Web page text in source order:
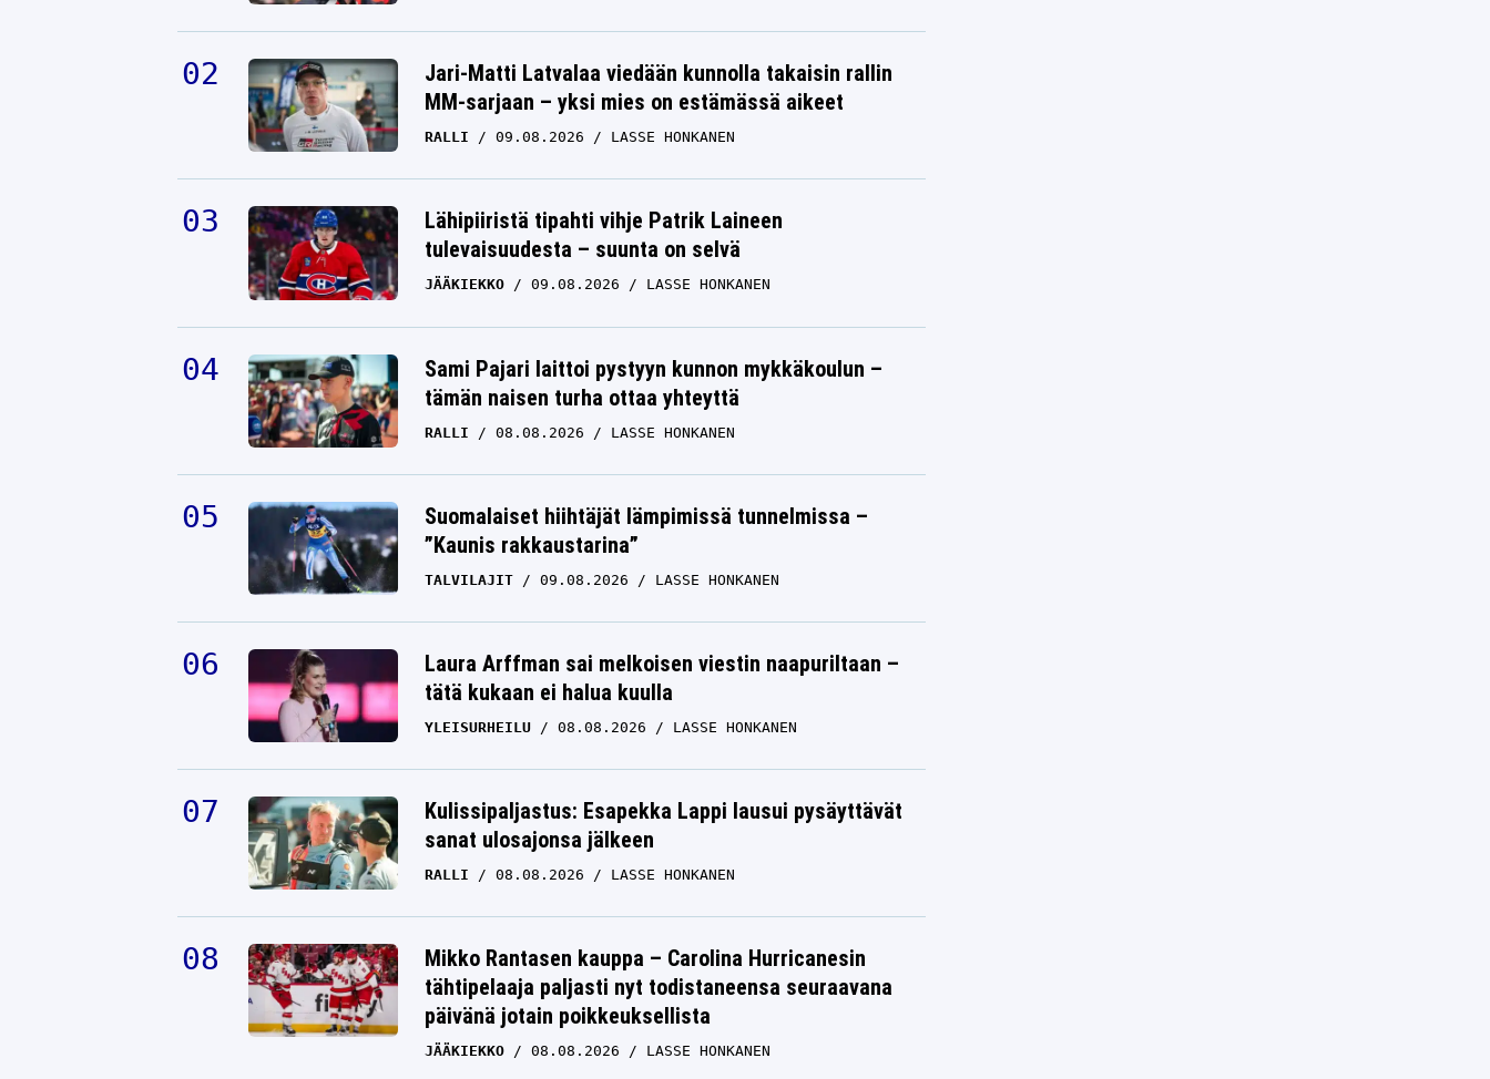
Jari-Matti Latvalaa viedään kunnolla takaisin rallin
MM-sarjaan – yksi mies on estämässä aikeet
RALLI 09.08.2026 LASSE HONKANEN
Lähipiiristä tipahti vihje Patrik Laineen
tulevaisuudesta – suunta on selvä
JÄÄKIEKKO 09.08.2026 LASSE HONKANEN
Sami Pajari laittoi pystyyn kunnon mykkäkoulun –
tämän naisen turha ottaa yhteyttä
RALLI 08.08.2026 LASSE HONKANEN
Suomalaiset hiihtäjät lämpimissä tunnelmissa –
”Kaunis rakkaustarina”
TALVILAJIT 09.08.2026 LASSE HONKANEN
Laura Arffman sai melkoisen viestin naapuriltaan –
tätä kukaan ei halua kuulla
YLEISURHEILU 08.08.2026 LASSE HONKANEN
Kulissipaljastus: Esapekka Lappi lausui pysäyttävät
sanat ulosajonsa jälkeen
RALLI 08.08.2026 LASSE HONKANEN
Mikko Rantasen kauppa – Carolina Hurricanesin
tähtipelaaja paljasti nyt todistaneensa seuraavana
päivänä jotain poikkeuksellista
JÄÄKIEKKO 08.08.2026 LASSE HONKANEN